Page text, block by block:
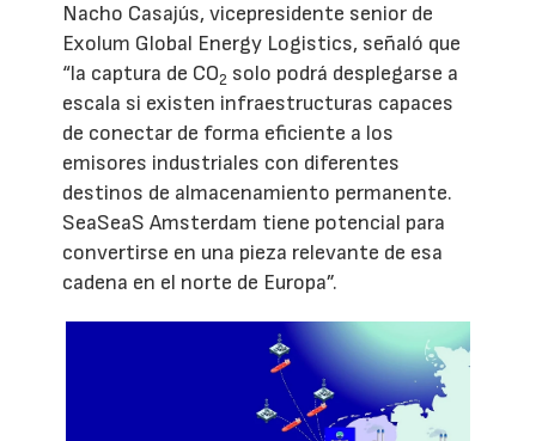
Nacho Casajús, vicepresidente senior de
Exolum Global Energy Logistics, señaló que
“la captura de CO2 solo podrá desplegarse a
escala si existen infraestructuras capaces
de conectar de forma eficiente a los
emisores industriales con diferentes
destinos de almacenamiento permanente.
SeaSeaS Amsterdam tiene potencial para
convertirse en una pieza relevante de esa
cadena en el norte de Europa”.